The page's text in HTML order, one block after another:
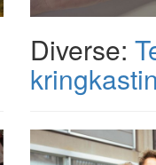
Diverse: